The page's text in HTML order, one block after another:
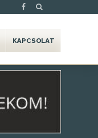
KAPCSOLAT